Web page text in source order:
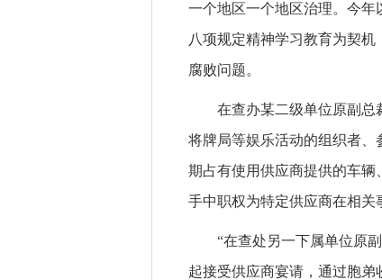
一个地区一个地区治理。今
八项规定精神学习教育为契
腐败问题。
在查办某二级单位原副总
将牌局等娱乐活动的组织者
期占有使用供应商提供的车辆
手中职权为特定供应商在相关
“在查处另一下属单位原
起接受供应商宴请，通过胞